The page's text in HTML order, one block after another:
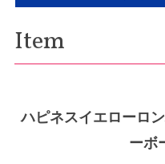
Item
ハピネスイエローロ
ーボ